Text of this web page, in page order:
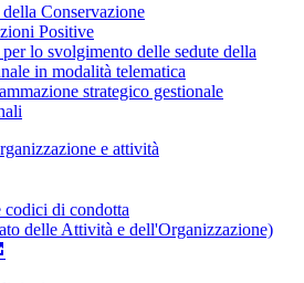
Conservazione
Positive
lo svolgimento delle sedute della
in modalità telematica
strategico gestionale
e attività
di condotta
delle Attività e dell'Organizzazione)